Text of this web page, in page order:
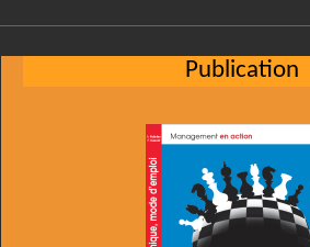
Publication